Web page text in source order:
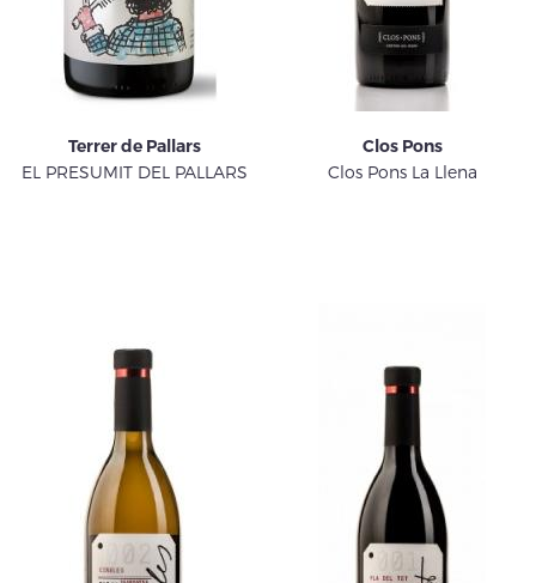
Terrer de Pallars
EL PRESUMIT DEL PALLARS
Clos Pons
Clos Pons La Llena